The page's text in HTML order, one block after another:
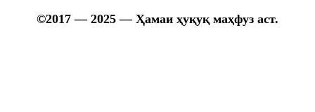
©2017 — 2025 — Ҳамаи ҳуқуқ маҳфуз аст.